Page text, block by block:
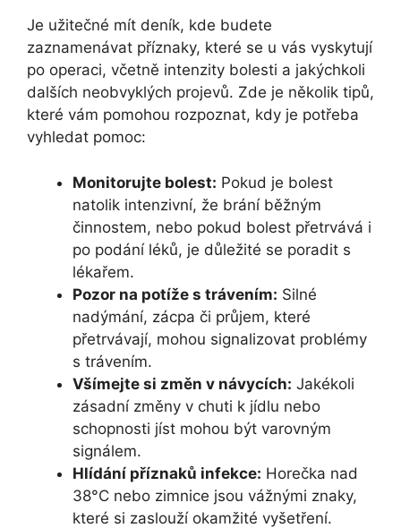
Je užitečné mít deník, kde budete
zaznamenávat příznaky, které se u vás vyskytují
po operaci, včetně intenzity bolesti a jakýchkoli
dalších neobvyklých projevů. Zde je několik tipů,
které vám pomohou rozpoznat, kdy je potřeba
vyhledat pomoc:
Monitorujte bolest: Pokud je bolest
natolik intenzivní, že brání běžným
činnostem, nebo pokud bolest přetrvává i
po podání léků, je důležité se poradit s
lékařem.
Pozor na potíže s trávením: Silné
nadýmání, zácpa či průjem, které
přetrvávají, mohou signalizovat problémy
s trávením.
Všímejte si změn v návycích: Jakékoli
zásadní změny v chuti k jídlu nebo
schopnosti jíst mohou být varovným
signálem.
Hlídání příznaků infekce: Horečka nad
38°C nebo zimnice jsou vážnými znaky,
které si zaslouží okamžité vyšetření.